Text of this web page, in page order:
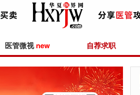
医管微视new 自荐求职